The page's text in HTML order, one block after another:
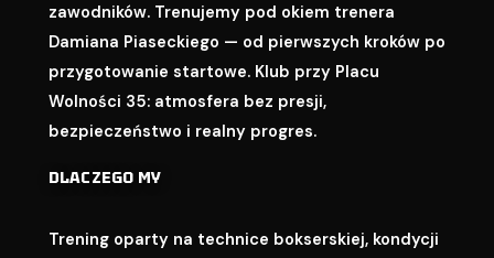
zawodników. Trenujemy pod okiem trenera
Damiana Piaseckiego — od pierwszych kroków po
przygotowanie startowe. Klub przy Placu
Wolności 35: atmosfera bez presji,
bezpieczeństwo i realny progres.
DLACZEGO MY
Trening oparty na technice bokserskiej, kondycji